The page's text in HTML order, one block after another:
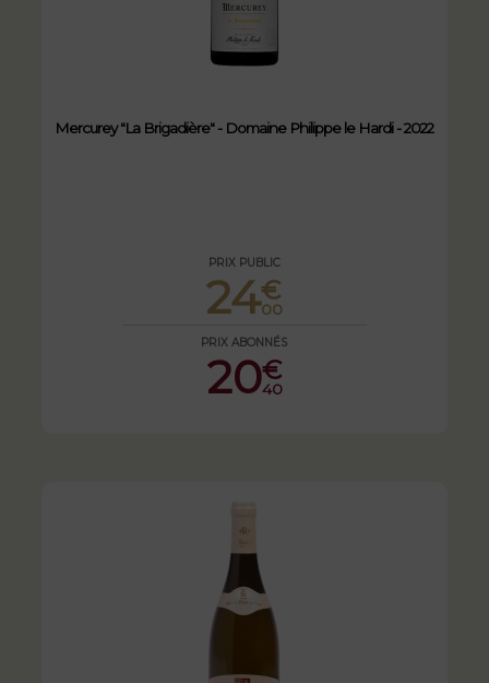
Mercurey "La Brigadière" - Domaine Philippe le Hardi - 2022
PRIX PUBLIC
24€
00
PRIX ABONNÉS
20€
40